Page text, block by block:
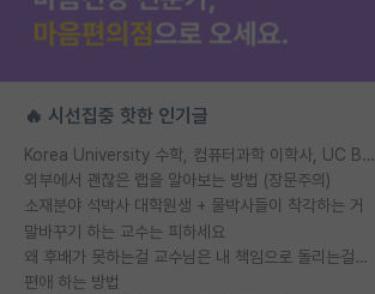
🔥 시선집중 핫한 인기글
Korea University 수학, 컴퓨터과학 이학사, UC Berkeley 산업공학 대학원 공학박사가 되는 것은 쉽지 않겠죠?
외부에서 괜찮은 랩을 알아보는 방법 (장문주의)
소재분야 석박사 대학원생 + 물박사들이 착각하는 거
말바꾸기 하는 교수는 피하세요
왜 후배가 못하는걸 교수님은 내 책임으로 돌리는걸까요?
편애 하는 방법